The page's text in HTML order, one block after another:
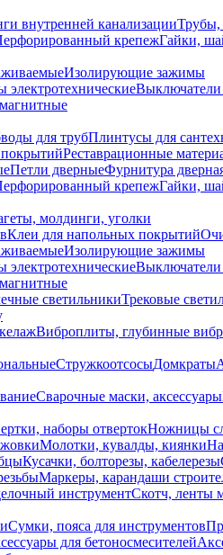
внутренней канализацииТрубы,
крепежГайки,
Изолирующие зажимы
Выключатели
для трубПлинтусы для
Реставрационные
Петли дверныеФурнитура
крепежГайки,
молдинги, уголки
Клеи для напольных покрытий
Изолирующие зажимы
Выключатели
светильникиТрековые
Виброплиты, глубинные
СтружкоотсосыДомкраты
Сварочные маски, аксессуары
наборы отвертокНожницы
Молотки, кувалды, киянки
Кусачки, болторезы, кабелерезы
Маркеры, карандаши
инструментСкотч, ленты
Сумки, пояса для инструментов
для бетоносмесителей